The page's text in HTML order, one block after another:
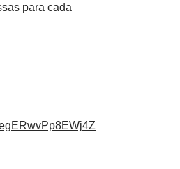
para cada